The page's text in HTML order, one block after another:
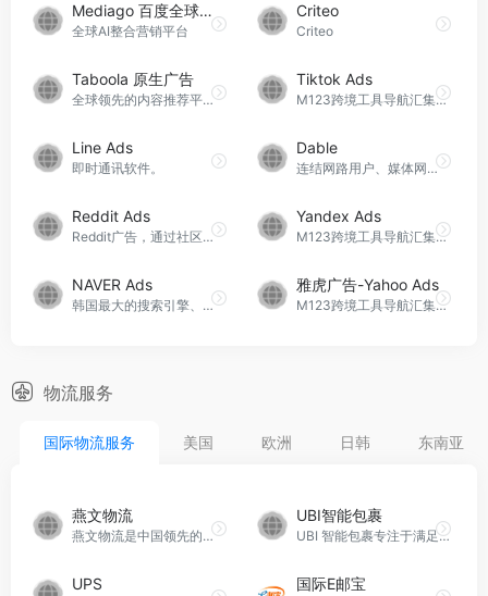
Mediago 百度全球广告
全球AI整合营销平台
Criteo
Criteo
Taboola 原生广告
全球领先的内容推荐平台。
Tiktok Ads
M123跨境工具导航汇集了多家优秀的Tiktok开户代理商，可以为你广告开户、代投、制定投放策略、优化广告效果，助您解锁全球潜力客户，实现广告曝光与转化率双提升。立即咨询，开启国际市场新篇章！
Line Ads
即时通讯软件。
Dable
连结网路用户、媒体网站及内容以创造稳定的商业成果的全球个性化内容发现平台
Reddit Ads
Reddit广告，通过社区展示品牌
Yandex Ads
M123跨境工具导航汇集了多家优秀的Yandex（俄罗斯搜索引擎）代理商，可以为你广告开户、代投、制定投放策略、优化广告效果，助您开拓俄罗斯市场，实现广告曝光与转化率双提升。立即咨询，开启国际市场新篇章！
NAVER Ads
韩国最大的搜索引擎、门户网站。
雅虎广告-Yahoo Ads
M123跨境工具导航汇集了多家优秀的Yahoo（雅虎）代理商，可以为你广告开户、代投、制定投放策略、优化广告效果，助您解锁全球潜力客户，实现广告曝光与转化率双提升。立即咨询，开启国际市场新篇章！
物流服务
国际物流服务 美国 欧洲 日韩 东南亚
燕文物流
燕文物流是中国领先的跨境出口综合物流服务商，成立于1998年。以“中国制造，为世界送达”为使命，致力于提供高效、安全、高性价比的门到门寄递服务。公司通过整合全球物流资源，构建了专业化、多元化的物流产品服务体系，并依托自主研发的综合物流信息管理平台，为客户提供全方位的跨境物流解决方案。
UBI智能包裹
UBI 智能包裹专注于满足跨境电子商务的物流需求，为卖家和电商平台提供度身定制的全方位物流解决方案。通过自主研发的 IT 系统，成功与主要电子商务交易平台、第三方 ERP 系统以及海外末端派送服务商实现系统对接，实现实时数据传输和全程运输动态的追踪。借助近 30 年的国际空海运从业经验，UBI 智能包裹在旺季期间能够最大程度地保障国际航空和集装箱干线运输资源，为客户提供高效、可靠、优质、经济的物流体验。UBI 智能包裹以其卓越的服务和先进的技术，成为跨境电商领域中提供综合物流解决方案的可信赖合作伙伴。
UPS 国际E邮宝